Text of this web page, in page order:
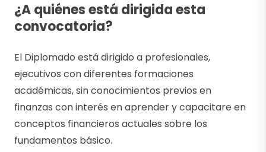
¿A quiénes está dirigida esta
convocatoria?
El Diplomado está dirigido a profesionales,
ejecutivos con diferentes formaciones
académicas, sin conocimientos previos en
finanzas con interés en aprender y capacitare en
conceptos financieros actuales sobre los
fundamentos básico.